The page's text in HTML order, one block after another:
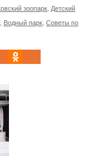
зоопарк Детский
Водный парк Советы по